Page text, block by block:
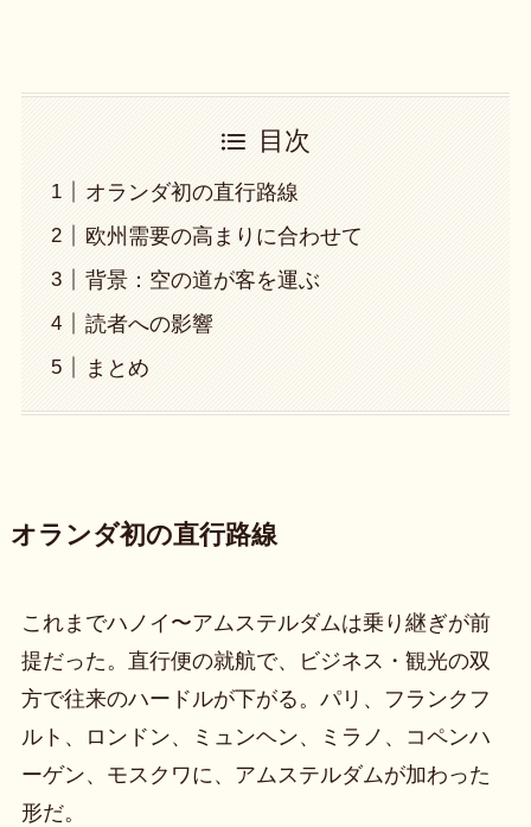
目次
オランダ初の直行路線
欧州需要の高まりに合わせて
背景：空の道が客を運ぶ
読者への影響
まとめ
オランダ初の直行路線
これまでハノイ〜アムステルダムは乗り継ぎが前
提だった。直行便の就航で、ビジネス・観光の双
方で往来のハードルが下がる。パリ、フランクフ
ルト、ロンドン、ミュンヘン、ミラノ、コペンハ
ーゲン、モスクワに、アムステルダムが加わった
形だ。